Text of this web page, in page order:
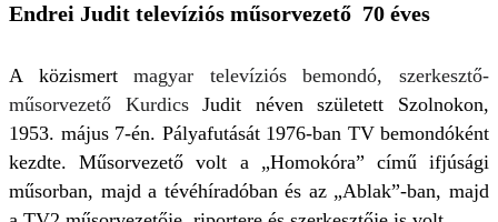
Endrei Judit televíziós műsorvezető 70 éves
A közismertmagyar televíziós bemondó, szerkesztő-
műsorvezető KurdicsJudit néven született Szolnokon,
1953. május 7-én. Pályafutását 1976-ban TV bemondóként
kezdte. Műsorvezető volt a „Homokóra” című ifjúsági
műsorban, majd a tévéhíradóban és az „Ablak”-ban, majd